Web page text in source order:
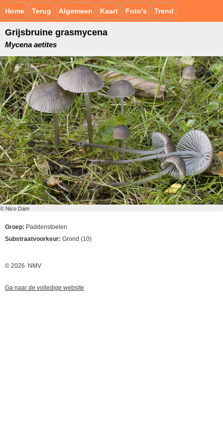
Home Terug Algemeen Kaart Foto's Trend
Grijsbruine grasmycena
Mycena aetites
© Nico Dam
Groep: Paddenstoelen
Substraatvoorkeur: Grond (10)
© 2026 NMV
Ga naar de volledige website